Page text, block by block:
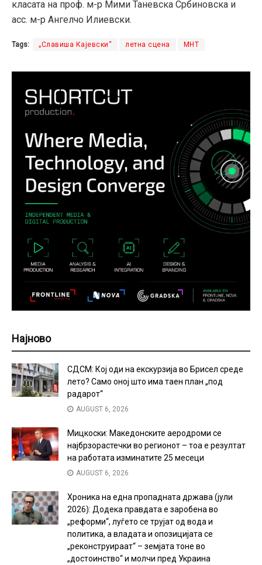
класата на проф. м-р Мими Таневска Србиновска и
асс. м-р Ангелчо Илиевски.
Tags: „Славиша Кајевски“ летна сцена МНТ
Најново
СДСМ: Кој оди на екскурзија во Брисел среде
лето? Само оној што има таен план „под
радарот“
AUGUST 6, 2026
Мицкоски: Македонските аеродроми се
најбрзорастечки во регионот – тоа е резултат
на работата изминатите 25 месеци
AUGUST 6, 2026
Хроника на една пропадната држава (јули
2026): Додека правдата е заробена во
„реформи“, луѓето се трујат од вода и
политика, а владата и опозицијата се
„реконструираат“ – земјата тоне во
„достоинство“ и молчи пред Украина